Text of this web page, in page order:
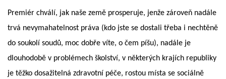
Premiér chválí, jak naše země prosperuje, jenže zároveň nadále
trvá nevymahatelnost práva (kdo jste se dostali třeba i nechtěně
do soukolí soudů, moc dobře víte, o čem píšu), nadále je
dlouhodobě v problémech školství, v některých krajích republiky
je těžko dosažitelná zdravotní péče, rostou místa se sociálně